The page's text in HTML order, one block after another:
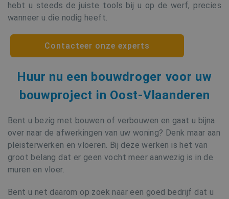
hebt u steeds de juiste tools bij u op de werf, precies
wanneer u die nodig heeft.
Contacteer onze experts
Huur nu een bouwdroger voor uw
bouwproject in Oost-Vlaanderen
Bent u bezig met bouwen of verbouwen en gaat u bijna
over naar de afwerkingen van uw woning? Denk maar aan
pleisterwerken en vloeren. Bij deze werken is het van
groot belang dat er geen vocht meer aanwezig is in de
muren en vloer.
Bent u net daarom op zoek naar een goed bedrijf dat u